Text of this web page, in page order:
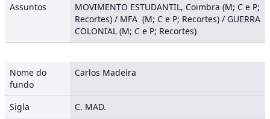
Assuntos
MOVIMENTO ESTUDANTIL, Coimbra (M; C e P;
Recortes) / MFA (M; C e P; Recortes) / GUERRA
COLONIAL (M; C e P; Recortes)
Nome do
fundo
Carlos Madeira
Sigla
C. MAD.